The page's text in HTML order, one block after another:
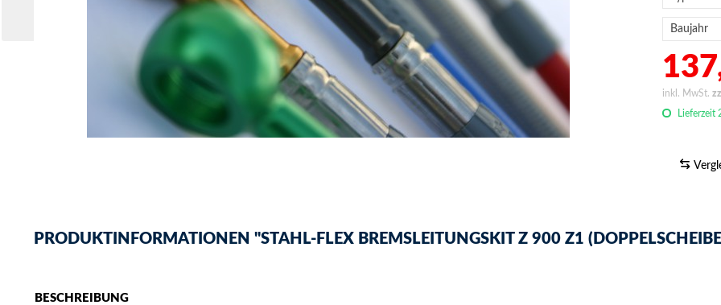
inkl. MwSt.
Lieferzeit
PRODUKTINFORMATIONEN "STAHL-FLEX BREMSLEITUNGSKIT Z 900 Z1
BESCHREIBUNG